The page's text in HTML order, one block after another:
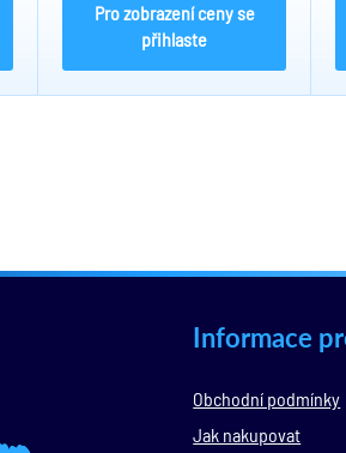
Pro zobrazení ceny se
přihlaste
Informace
Obchodní podmínky
Jak nakupovat